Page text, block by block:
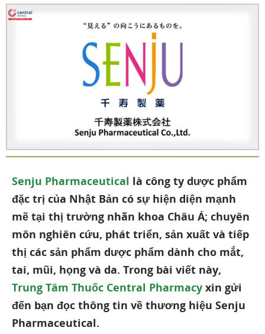
Senju Pharmaceutical là công ty dược phẩm
đặc trị của Nhật Bản có sự hiện diện mạnh
mẽ tại thị trường nhãn khoa Châu Á; chuyên
môn nghiên cứu, phát triển, sản xuất và tiếp
thị các sản phẩm dược phẩm dành cho mắt,
tai, mũi, họng và da. Trong bài viết này,
Trung Tâm Thuốc Central Pharmacy xin gửi
đến bạn đọc thông tin về thương hiệu Senju
Pharmaceutical.